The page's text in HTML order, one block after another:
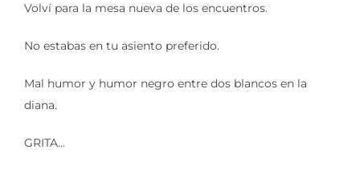
Volví para la mesa nueva de los encuentros.
No estabas en tu asiento preferido.
Mal humor y humor negro entre dos blancos en la
diana.
GRITA…